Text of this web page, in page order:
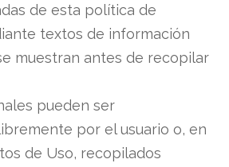
de esta política de
textos de información
muestran antes de recopilar
pueden ser
por el usuario o, en
de Uso, recopilados